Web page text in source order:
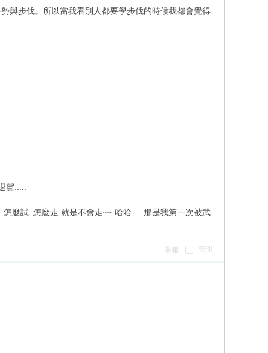
與步伐。所以當我看別人都要學步伐的時候我都會覺得
.....
麼試..怎麼走 就是不會走~~ 哈哈 ... 那是我第一次被武
管理
舉報